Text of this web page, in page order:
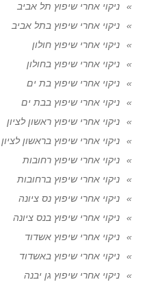
ניקוי אחרי שיפוץ תל אביב
ניקוי אחרי שיפוץ בתל אביב
ניקוי אחרי שיפוץ חולון
ניקוי אחרי שיפוץ בחולון
ניקוי אחרי שיפוץ בת ים
ניקוי אחרי שיפוץ בבת ים
ניקוי אחרי שיפוץ ראשון לציון
ניקוי אחרי שיפוץ בראשון לציון
ניקוי אחרי שיפוץ רחובות
ניקוי אחרי שיפוץ ברחובות
ניקוי אחרי שיפוץ נס ציונה
ניקוי אחרי שיפוץ בנס ציונה
ניקוי אחרי שיפוץ אשדוד
ניקוי אחרי שיפוץ באשדוד
ניקוי אחרי שיפוץ גן יבנה